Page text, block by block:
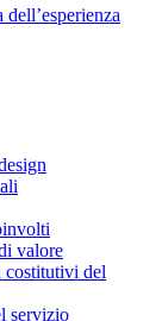
valore
costitutivi del
servizio